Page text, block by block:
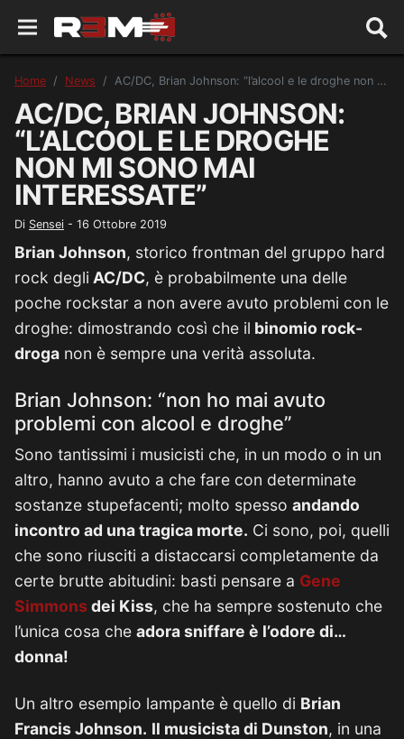
Home News AC/DC, Brian Johnson: “l’alcool e le droghe non mi sono mai interessate”
AC/DC, BRIAN JOHNSON:
“L’ALCOOL E LE DROGHE
NON MI SONO MAI
INTERESSATE”
Di Sensei - 16 Ottobre 2019
Brian Johnson, storico frontman del gruppo hard
rock degli AC/DC, è probabilmente una delle
poche rockstar a non avere avuto problemi con le
droghe: dimostrando così che il binomio rock-
droga non è sempre una verità assoluta.
Brian Johnson: “non ho mai avuto
problemi con alcool e droghe”
Sono tantissimi i musicisti che, in un modo o in un
altro, hanno avuto a che fare con determinate
sostanze stupefacenti; molto spesso andando
incontro ad una tragica morte. Ci sono, poi, quelli
che sono riusciti a distaccarsi completamente da
certe brutte abitudini: basti pensare a Gene
Simmons dei Kiss, che ha sempre sostenuto che
l’unica cosa che adora sniffare è l’odore di…
donna!
Un altro esempio lampante è quello di Brian
Francis Johnson. Il musicista di Dunston, in una